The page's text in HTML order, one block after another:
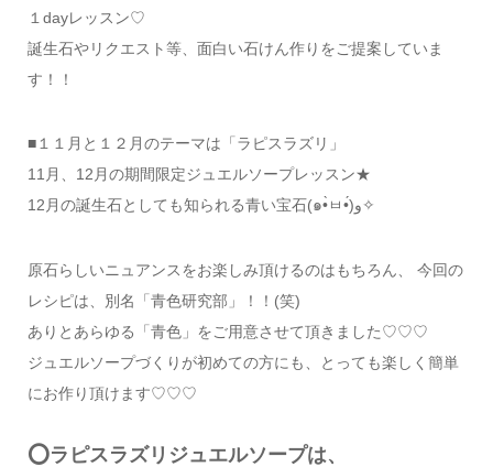
１dayレッスン♡
誕生石やリクエスト等、面白い石けん作りをご提案していま
す！！
■１１月と１２月のテーマは「ラピスラズリ」
11月、12月の期間限定ジュエルソープレッスン★
12月の誕生石としても知られる青い宝石(๑•̀ㅂ•́)و✧
原石らしいニュアンスをお楽しみ頂けるのはもちろん、 今回の
レシピは、別名「青色研究部」！！(笑)
ありとあらゆる「青色」をご用意させて頂きました♡♡♡
ジュエルソープづくりが初めての方にも、とっても楽しく簡単
にお作り頂けます♡♡♡
⭕ラピスラズリジュエルソープは、